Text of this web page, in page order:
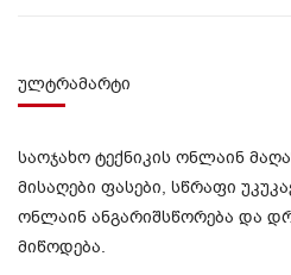
ულტრამარტი
საოჯახო ტექნიკის ონლაინ
მისაღები ფასები, სწრაფი
ონლაინ ანგარიშსწორება და
მიწოდება.